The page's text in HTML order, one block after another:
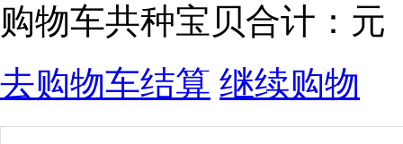
购物车共种宝贝合计： 元
去购物车结算 继续购物